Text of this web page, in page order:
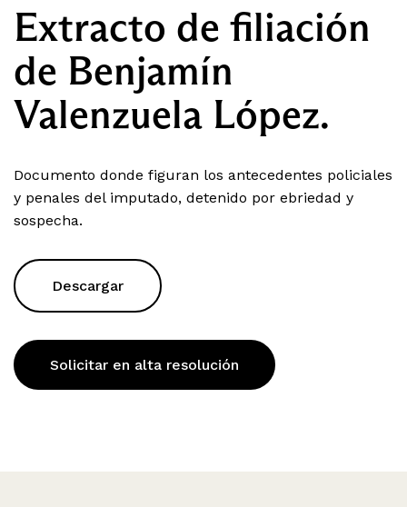
Extracto de filiación
de Benjamín
Valenzuela López.
Documento donde figuran los antecedentes policiales
y penales del imputado, detenido por ebriedad y
sospecha.
Descargar
Solicitar en alta resolución